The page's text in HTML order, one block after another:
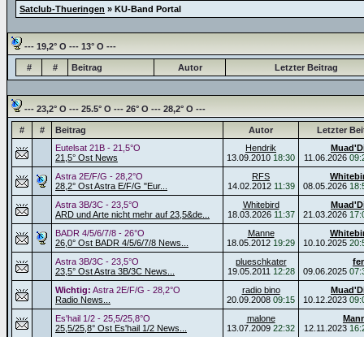
Satclub-Thueringen » KU-Band Portal
--- 19,2° O --- 13° O ---
# # Beitrag Autor Letzter Beitrag
--- 23,2° O --- 25.5° O --- 26° O --- 28,2° O ---
# # Beitrag Autor
Letzter
Eutelsat 21B - 21,5°O
21,5° Ost News
Hendrik
13.09.2010 18:30
11.06.2026
Astra 2E/F/G - 28,2°O
28,2° Ost Astra E/F/G "Eur...
RFS
14.02.2012 11:39
08.05.2026
Astra 3B/3C - 23,5°O
ARD und Arte nicht mehr auf 23,5&de...
Whitebird
18.03.2026 11:37
21.03.2026
BADR 4/5/6/7/8 - 26°O
26,0° Ost BADR 4/5/6/7/8 News...
Manne
18.05.2012 19:29
10.10.2025
Astra 3B/3C - 23,5°O
23,5° Ost Astra 3B/3C News...
plueschkater
19.05.2011 12:28
09.06.2025
Wichtig: Astra 2E/F/G - 28,2°O
Radio News...
radio bino
20.09.2008 09:15
10.12.2023
Es'hail 1/2 - 25,5/25,8°O
25,5/25,8° Ost Es'hail 1/2 News...
malone
13.07.2009 22:32
12.11.2023